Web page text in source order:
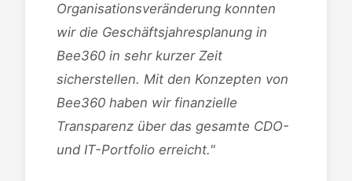
Organisationsveränderung konnten
wir die Geschäftsjahresplanung in
Bee360 in sehr kurzer Zeit
sicherstellen. Mit den Konzepten von
Bee360 haben wir finanzielle
Transparenz über das gesamte CDO-
und IT-Portfolio erreicht."